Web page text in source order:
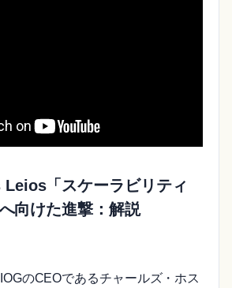
「スケーラビリティ
向けた進撃：解説
のCEOであるチャールズ・ホス